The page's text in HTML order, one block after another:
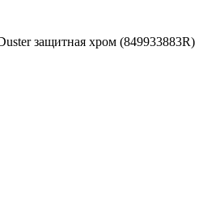
защитная хром (849933883R)